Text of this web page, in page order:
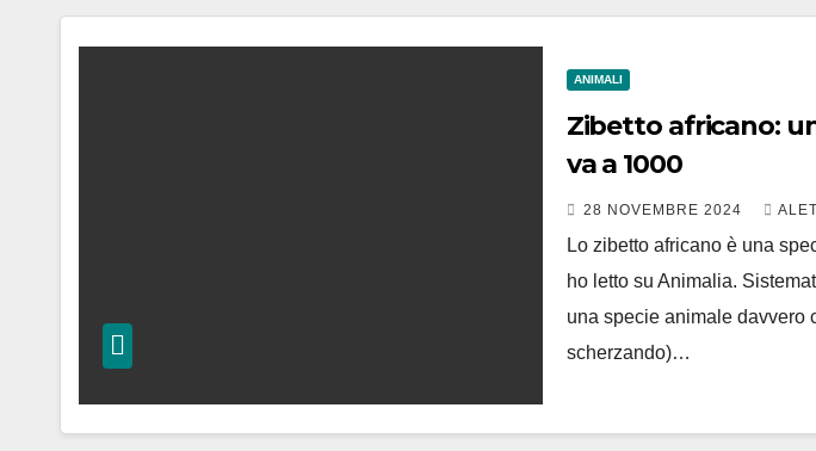
ANIMALI
Zibetto africano:
va a 1000
28 NOVEMBRE 2024
Lo zibetto africano è una
ho letto su Animalia.
una specie animale davvero
scherzando)…